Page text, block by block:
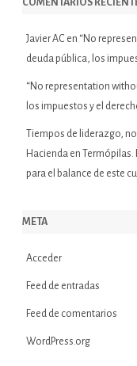
Javier AC en “No
deuda pública, los
“No representation
los impuestos y el
Tiempos de liderazgo,
Hacienda en Termópilas.
para el balance de este
META
Acceder
Feed de entradas
Feed de comentarios
WordPress.org